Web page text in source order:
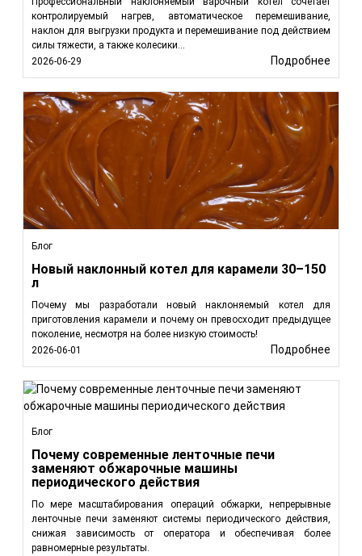
контролируемый нагрев, автоматическое перемешивание,
наклон для выгрузки продукта и перемешивание под действием
силы тяжести, а также колесики...
2026-06-29
Подробнее
Блог
Новый наклонный котел для карамели 30–150
л
Почему мы разработали новый наклоняемый котел для
приготовления карамели и почему он превосходит предыдущее
поколение, несмотря на более низкую стоимость!
2026-06-01
Подробнее
Блог
Почему современные ленточные печи
заменяют обжарочные машины
периодического действия
По мере масштабирования операций обжарки, непрерывные
ленточные печи заменяют системы периодического действия,
снижая зависимость от оператора и обеспечивая более
равномерные результаты.